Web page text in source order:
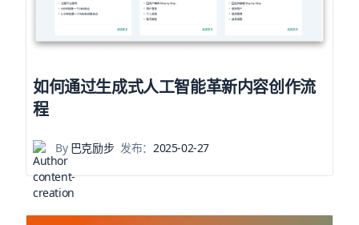
如何通过生成式人工智能革新内容创作流
程
By巴克励步 发布：2025-02-27